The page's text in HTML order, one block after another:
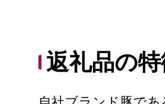
返礼品の